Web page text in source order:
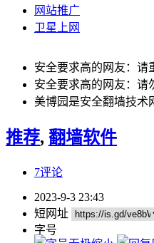
网站推广
卫星上网
安全要求高的网友：请
安全要求高的网友：请
美博园是安全翻墙技术
推荐, 翻墙软件
7评论
2023-9-3 23:43
短网址
字号